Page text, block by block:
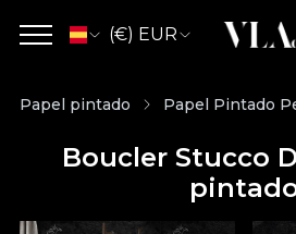
(€) EUR
Papel pintado Papel Pintado
Boucler Stucco